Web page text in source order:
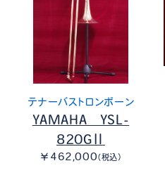
テナーバストロンボーン
YAMAHA YSL-
820GⅡ
￥462,000（税込）